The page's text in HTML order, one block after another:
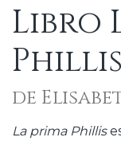
Libro
Phillis
de
La prima Phillis